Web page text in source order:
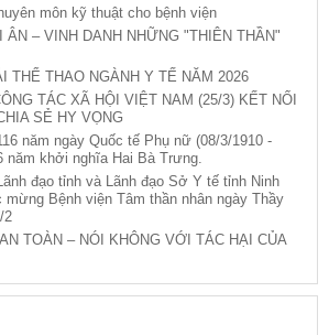
môn kỹ thuật cho bệnh viện
ÂN – VINH DANH NHỮNG "THIÊN THẦN"
THỂ THAO NGÀNH Y TẾ NĂM 2026
TÁC XÃ HỘI VIỆT NAM (25/3) KẾT NỐI
SẺ HY VỌNG
năm ngày Quốc tế Phụ nữ (08/3/1910 -
năm khởi nghĩa Hai Bà Trưng.
đạo tỉnh và Lãnh đạo Sở Y tế tỉnh Ninh
mừng Bệnh viện Tâm thần nhân ngày Thầy
2
TOÀN – NÓI KHÔNG VỚI TÁC HẠI CỦA